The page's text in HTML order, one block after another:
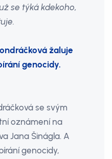
se týká kdekoho,
žaluje
genocidy.
se svým
oznámení na
Jana Šinágla. A
genocidy,